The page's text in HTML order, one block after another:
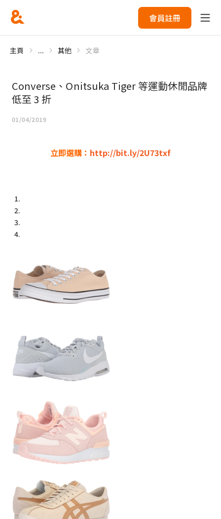
會員註冊
主頁 ... 其他 文章
Converse、Onitsuka Tiger 等運動休閒品牌
低至 3 折
01/04/2019
立即選購： http://bit.ly/2U73txf